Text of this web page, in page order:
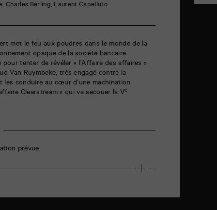
Charles Berling, Laurent Capelluto
met le feu aux poudres dans le monde de la
opaque de la société bancaire
pour tenter de révéler « l’Affaire des affaires »
Van Ruymbeke, très engagé contre la
conduire au cœur d’une machination
Clearstream » qui va secouer la Ve
prévue.